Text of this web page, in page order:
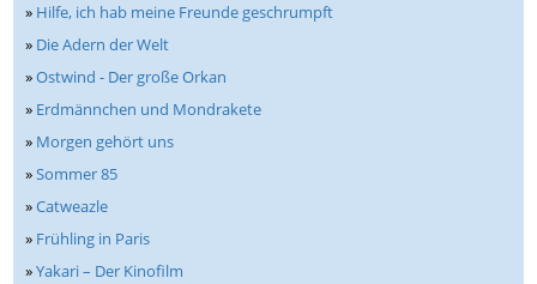
» Hilfe, ich hab meine Freunde geschrumpft
» Die Adern der Welt
»Ostwind - Der große Orkan
» Erdmännchen und Mondrakete
» Morgen gehört uns
»Sommer 85
»Catweazle
» Frühling in Paris
»Yakari – Der Kinofilm